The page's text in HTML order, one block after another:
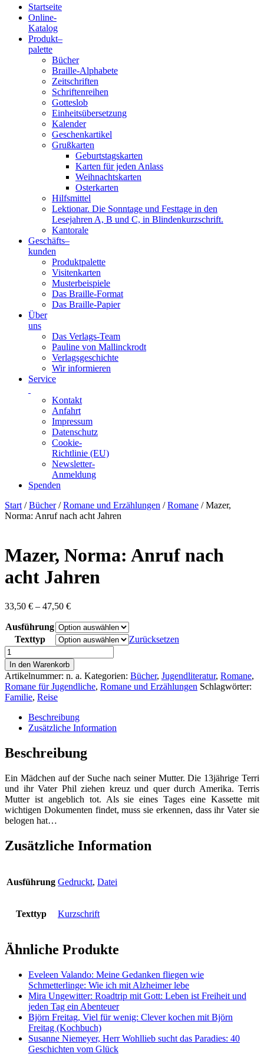
Blindenschrift-
Verlag
Druckerei
gGmbH
Startseite
Online-
Katalog
Produkt–
palette
Bücher
Braille-Alphabete
Zeitschriften
Schriftenreihen
Gotteslob
Einheitsübersetzung
Kalender
Geschenkartikel
Grußkarten
Geburtstagskarten
Karten für jeden Anlass
Weihnachtskarten
Osterkarten
Hilfsmittel
Lektionar. Die Sonntage und Festtage in den
Lesejahren A, B und C, in Blindenkurzschrift.
Kantorale
Geschäfts­–
kunden
Produktpalette
Visitenkarten
Musterbeispiele
Das Braille-Format
Das Braille-Papier
Über
uns
Das Verlags-Team
Pauline von Mallinckrodt
Verlagsgeschichte
Wir informieren
Service
Kontakt
Anfahrt
Impressum
Datenschutz
Cookie-
Richtlinie (EU)
Newsletter-
Anmeldung
Spenden
Skip
to
Start /Bücher/Romane und Erzählungen /Romane / Mazer,
Norma: Anruf nach acht Jahren
Mazer, Norma: Anruf nach
acht Jahren
33,50 € – 47,50 €Preisspanne:
bis
47,50 €
Ausführung
Texttyp
Zurücksetzen
Mazer,
Norma:
Anruf
nach
acht
Jahren
Menge
In den Warenkorb
Artikelnummer: n. a. Kategorien: Bücher, Jugendliteratur, Romane,
Romane für Jugendliche, Romane und Erzählungen Schlagwörter:
Familie, Reise
Beschreibung
Zusätzliche Information
Beschreibung
Ein Mädchen auf der Suche nach seiner Mutter. Die 13jährige Terri
und ihr Vater Phil ziehen kreuz und quer durch Amerika. Terris
Mutter ist angeblich tot. Als sie eines Tages eine Kassette mit
wichtigen Dokumenten findet, muss sie erkennen, dass ihr Vater sie
belogen hat…
Zusätzliche Information
Ausführung Gedruckt, Datei
Texttyp Kurzschrift
Ähnliche Produkte
Eveleen Valando: Meine Gedanken fliegen wie
Schmetterlinge: Wie ich mit Alzheimer lebe
Mira Ungewitter: Roadtrip mit Gott: Leben ist Freiheit und
jeden Tag ein Abenteuer
Björn Freitag, Viel für wenig: Clever kochen mit Björn
Freitag (Kochbuch)
Susanne Niemeyer, Herr Wohllieb sucht das Paradies: 40
Geschichten vom Glück